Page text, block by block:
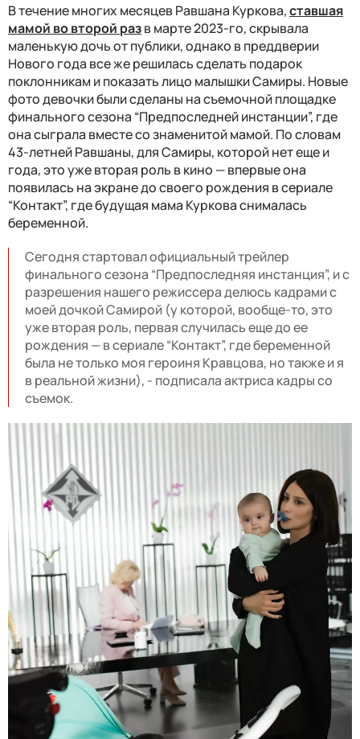
В течение многих месяцев Равшана Куркова,ставшая
мамой во второй разв марте 2023-го, скрывала
маленькую дочь от публики, однако в преддверии
Нового года все же решилась сделать подарок
поклонникам и показать лицо малышки Самиры. Новые
фото девочки были сделаны на съемочной площадке
финального сезона “Предпоследней инстанции”, где
она сыграла вместе со знаменитой мамой. По словам
43-летней Равшаны, для Самиры, которой нет еще и
года, это уже вторая роль в кино — впервые она
появилась на экране до своего рождения в сериале
“Контакт”, где будущая мама Куркова снималась
беременной.
Сегодня стартовал официальный трейлер
финального сезона “Предпоследняя инстанция”, и с
разрешения нашего режиссера делюсь кадрами с
моей дочкой Самирой (у которой, вообще-то, это
уже вторая роль, первая случилась еще до ее
рождения — в сериале “Контакт”, где беременной
была не только моя героиня Кравцова, но также и я
в реальной жизни), - подписала актриса кадры со
съемок.